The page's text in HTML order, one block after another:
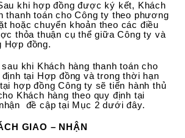
khi hợp đồng được ký kết, Khách
thanh toán cho Công ty theo phương
hoặc chuyển khoản theo các điều
thỏa thuận cụ thể giữa Công ty và
Hợp đồng.
sau khi Khách hàng thanh toán cho
tại Hợp đồng và trong thời hạn
hợp đồng Công ty sẽ tiến hành thủ
Khách hàng theo quy định tại
đề cập tại Mục 2 dưới đây.
GIAO – NHẬN